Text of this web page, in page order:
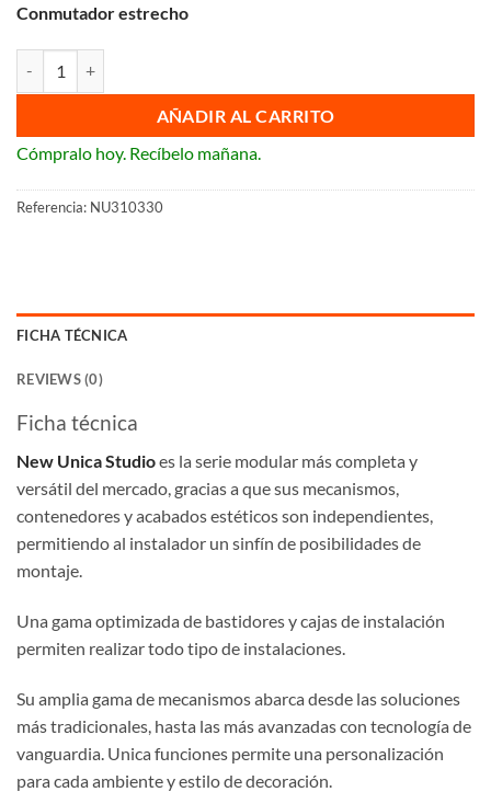
Conmutador estrecho
AÑADIR AL CARRITO
Cómpralo hoy. Recíbelo mañana.
Referencia: NU310330
FICHA TÉCNICA
REVIEWS (0)
Ficha técnica
New Unica Studioes la serie modular más completa y
versátil del mercado, gracias a que sus mecanismos,
contenedores y acabados estéticos son independientes,
permitiendo al instalador un sinfín de posibilidades de
montaje.
Una gama optimizada de bastidores y cajas de instalación
permiten realizar todo tipo de instalaciones.
Su amplia gama de mecanismos abarca desde las soluciones
más tradicionales, hasta las más avanzadas con tecnología de
vanguardia. Unica funciones permite una personalización
para cada ambiente y estilo de decoración.